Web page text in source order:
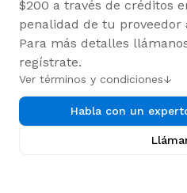
$200 a través de créditos
penalidad de tu
Para más detalles
regístrate.
Ver términos y condiciones↓
Habla con un